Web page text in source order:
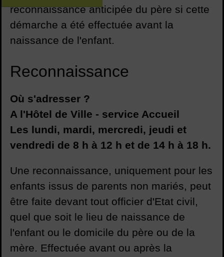
reconnaissance anticipée du père si cette
démarche a été effectuée avant la
naissance de l'enfant.
Reconnaissance
Où s'adresser ?
A l'Hôtel de Ville - service Accueil
Les lundi, mardi, mercredi, jeudi et
vendredi de 8 h à 12 h et de 14 h à 18 h.
Une reconnaissance, uniquement pour les
enfants issus de parents non mariés, peut
être faite devant tout officier d'Etat civil,
quel que soit le lieu de naissance de
l'enfant ou le domicile du père ou de la
mère. Effectuée avant ou après la